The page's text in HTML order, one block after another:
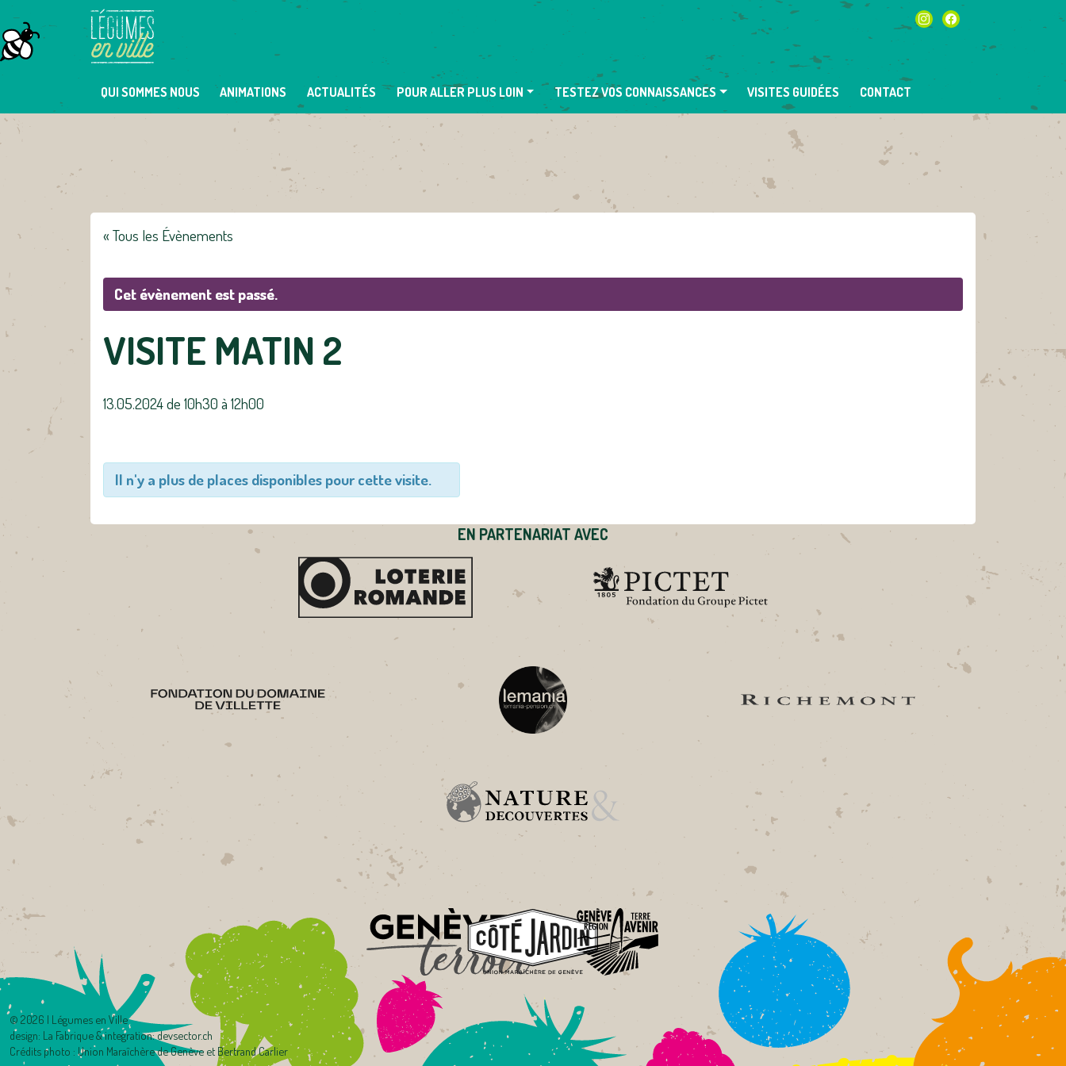
to
content
instagramfacebook
QUI SOMMES NOUS ANIMATIONS ACTUALITÉS POUR ALLER PLUS LOIN TESTEZ VOS CONNAISSANCES VISITES GUIDÉES CONTACT
« Tous les Évènements
Cet évènement est passé.
VISITE MATIN 2
13.05.2024 de 10h30 à 12h00
Il n'y a plus de places disponibles pour cette visite.
EN PARTENARIAT AVEC
© 2026 | Légumes en Ville
design: La Fabrique& integration:devsector.ch
Crédits photo : Union Maraîchère de Genève et Bertrand Carlier